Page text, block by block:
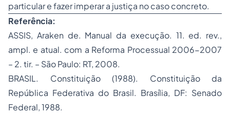
particular e fazer imperar a justiça no caso concreto.
Referência:
ASSIS, Araken de. Manual da execução. 11. ed. rev.,
ampl. e atual. com a Reforma Processual 2006-2007
– 2. tir. – São Paulo: RT, 2008.
BRASIL. Constituição (1988). Constituição da
República Federativa do Brasil. Brasília, DF: Senado
Federal, 1988.